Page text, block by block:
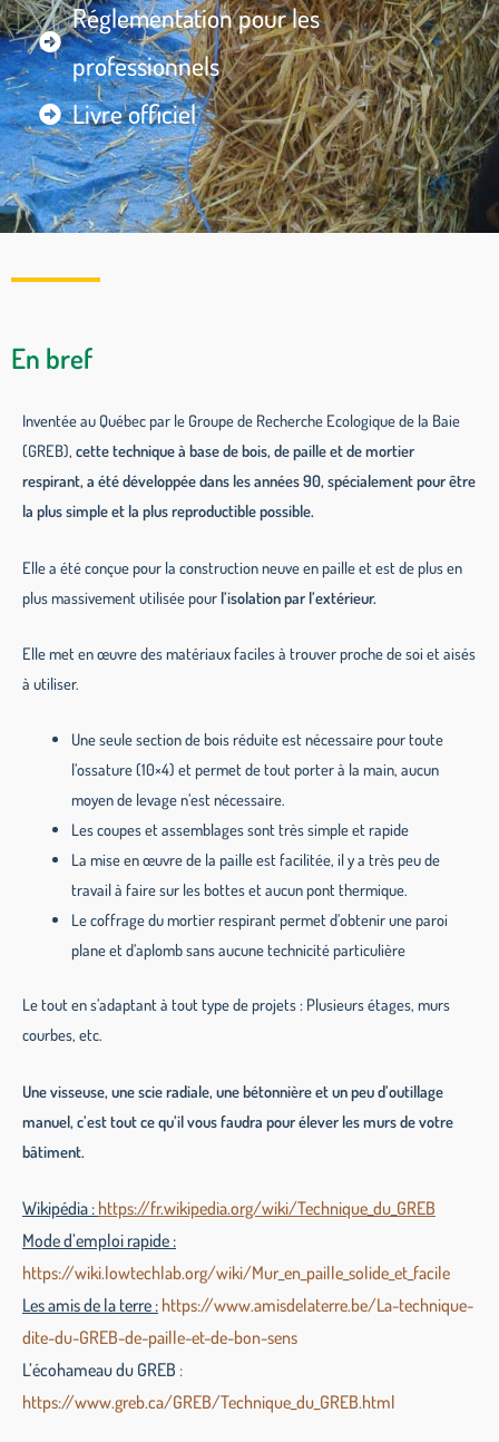
Réglementation pour les
professionnels
Livre officiel
En bref
Inventée au Québec par le Groupe de Recherche Ecologique de la Baie
(GREB), cette technique à base de bois, de paille et de mortier
respirant, a été développée dans les années 90, spécialement pour être
la plus simple et la plus reproductible possible.
Elle a été conçue pour la construction neuve en paille et est de plus en
plus massivement utilisée pour l’isolation par l’extérieur.
Elle met en œuvre des matériaux faciles à trouver proche de soi et aisés
à utiliser.
Une seule section de bois réduite est nécessaire pour toute
l’ossature (10×4) et permet de tout porter à la main, aucun
moyen de levage n’est nécessaire.
Les coupes et assemblages sont très simple et rapide
La mise en œuvre de la paille est facilitée, il y a très peu de
travail à faire sur les bottes et aucun pont thermique.
Le coffrage du mortier respirant permet d’obtenir une paroi
plane et d’aplomb sans aucune technicité particulière
Le tout en s’adaptant à tout type de projets : Plusieurs étages, murs
courbes, etc.
Une visseuse, une scie radiale, une bétonnière et un peu d’outillage
manuel, c’est tout ce qu’il vous faudra pour élever les murs de votre
bâtiment.
Wikipédia : https://fr.wikipedia.org/wiki/Technique_du_GREB
Mode d’emploi rapide :
https://wiki.lowtechlab.org/wiki/Mur_en_paille_solide_et_facile
Les amis de la terre : https://www.amisdelaterre.be/La-technique-
dite-du-GREB-de-paille-et-de-bon-sens
L’écohameau du GREB :
https://www.greb.ca/GREB/Technique_du_GREB.html